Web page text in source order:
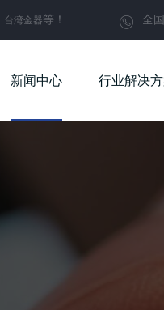
台湾金器等！  全
新闻中心 行业解决